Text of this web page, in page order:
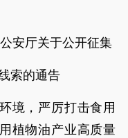
安厅关于公开征集
索的通告
境，严厉打击食用
植物油产业高质量